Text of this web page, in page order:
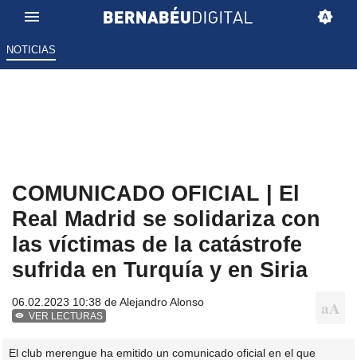
NOTICIAS
COMUNICADO OFICIAL | El
Real Madrid se solidariza con
las víctimas de la catástrofe
sufrida en Turquía y en Siria
06.02.2023 10:38 deAlejandro Alonso
VER LECTURAS
El club merengue ha emitido un comunicado oficial en el que